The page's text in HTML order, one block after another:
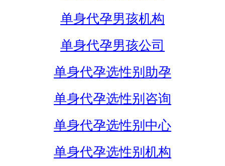
单身代孕男孩机构
单身代孕男孩公司
单身代孕选性别助孕
单身代孕选性别咨询
单身代孕选性别中心
单身代孕选性别机构